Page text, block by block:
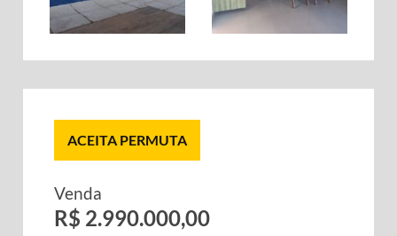
ACEITA PERMUTA
Venda
R$ 2.990.000,00